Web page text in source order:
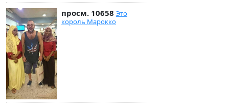
просм. 10658 Это
король Марокко